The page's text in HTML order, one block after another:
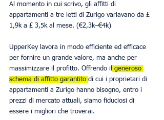
Al momento in cui scrivo, gli affitti di
appartamenti a tre letti di Zurigo variavano da £
1,9k a £ 3,5k al mese. (€2,3k–€4k)
UpperKey lavora in modo efficiente ed efficace
per fornire un grande valore, ma anche per
massimizzare il profitto. Offrendo il generoso
schema di affitto garantito di cui i proprietari di
appartamenti a Zurigo hanno bisogno, entro i
prezzi di mercato attuali, siamo fiduciosi di
essere i migliori che troverai.